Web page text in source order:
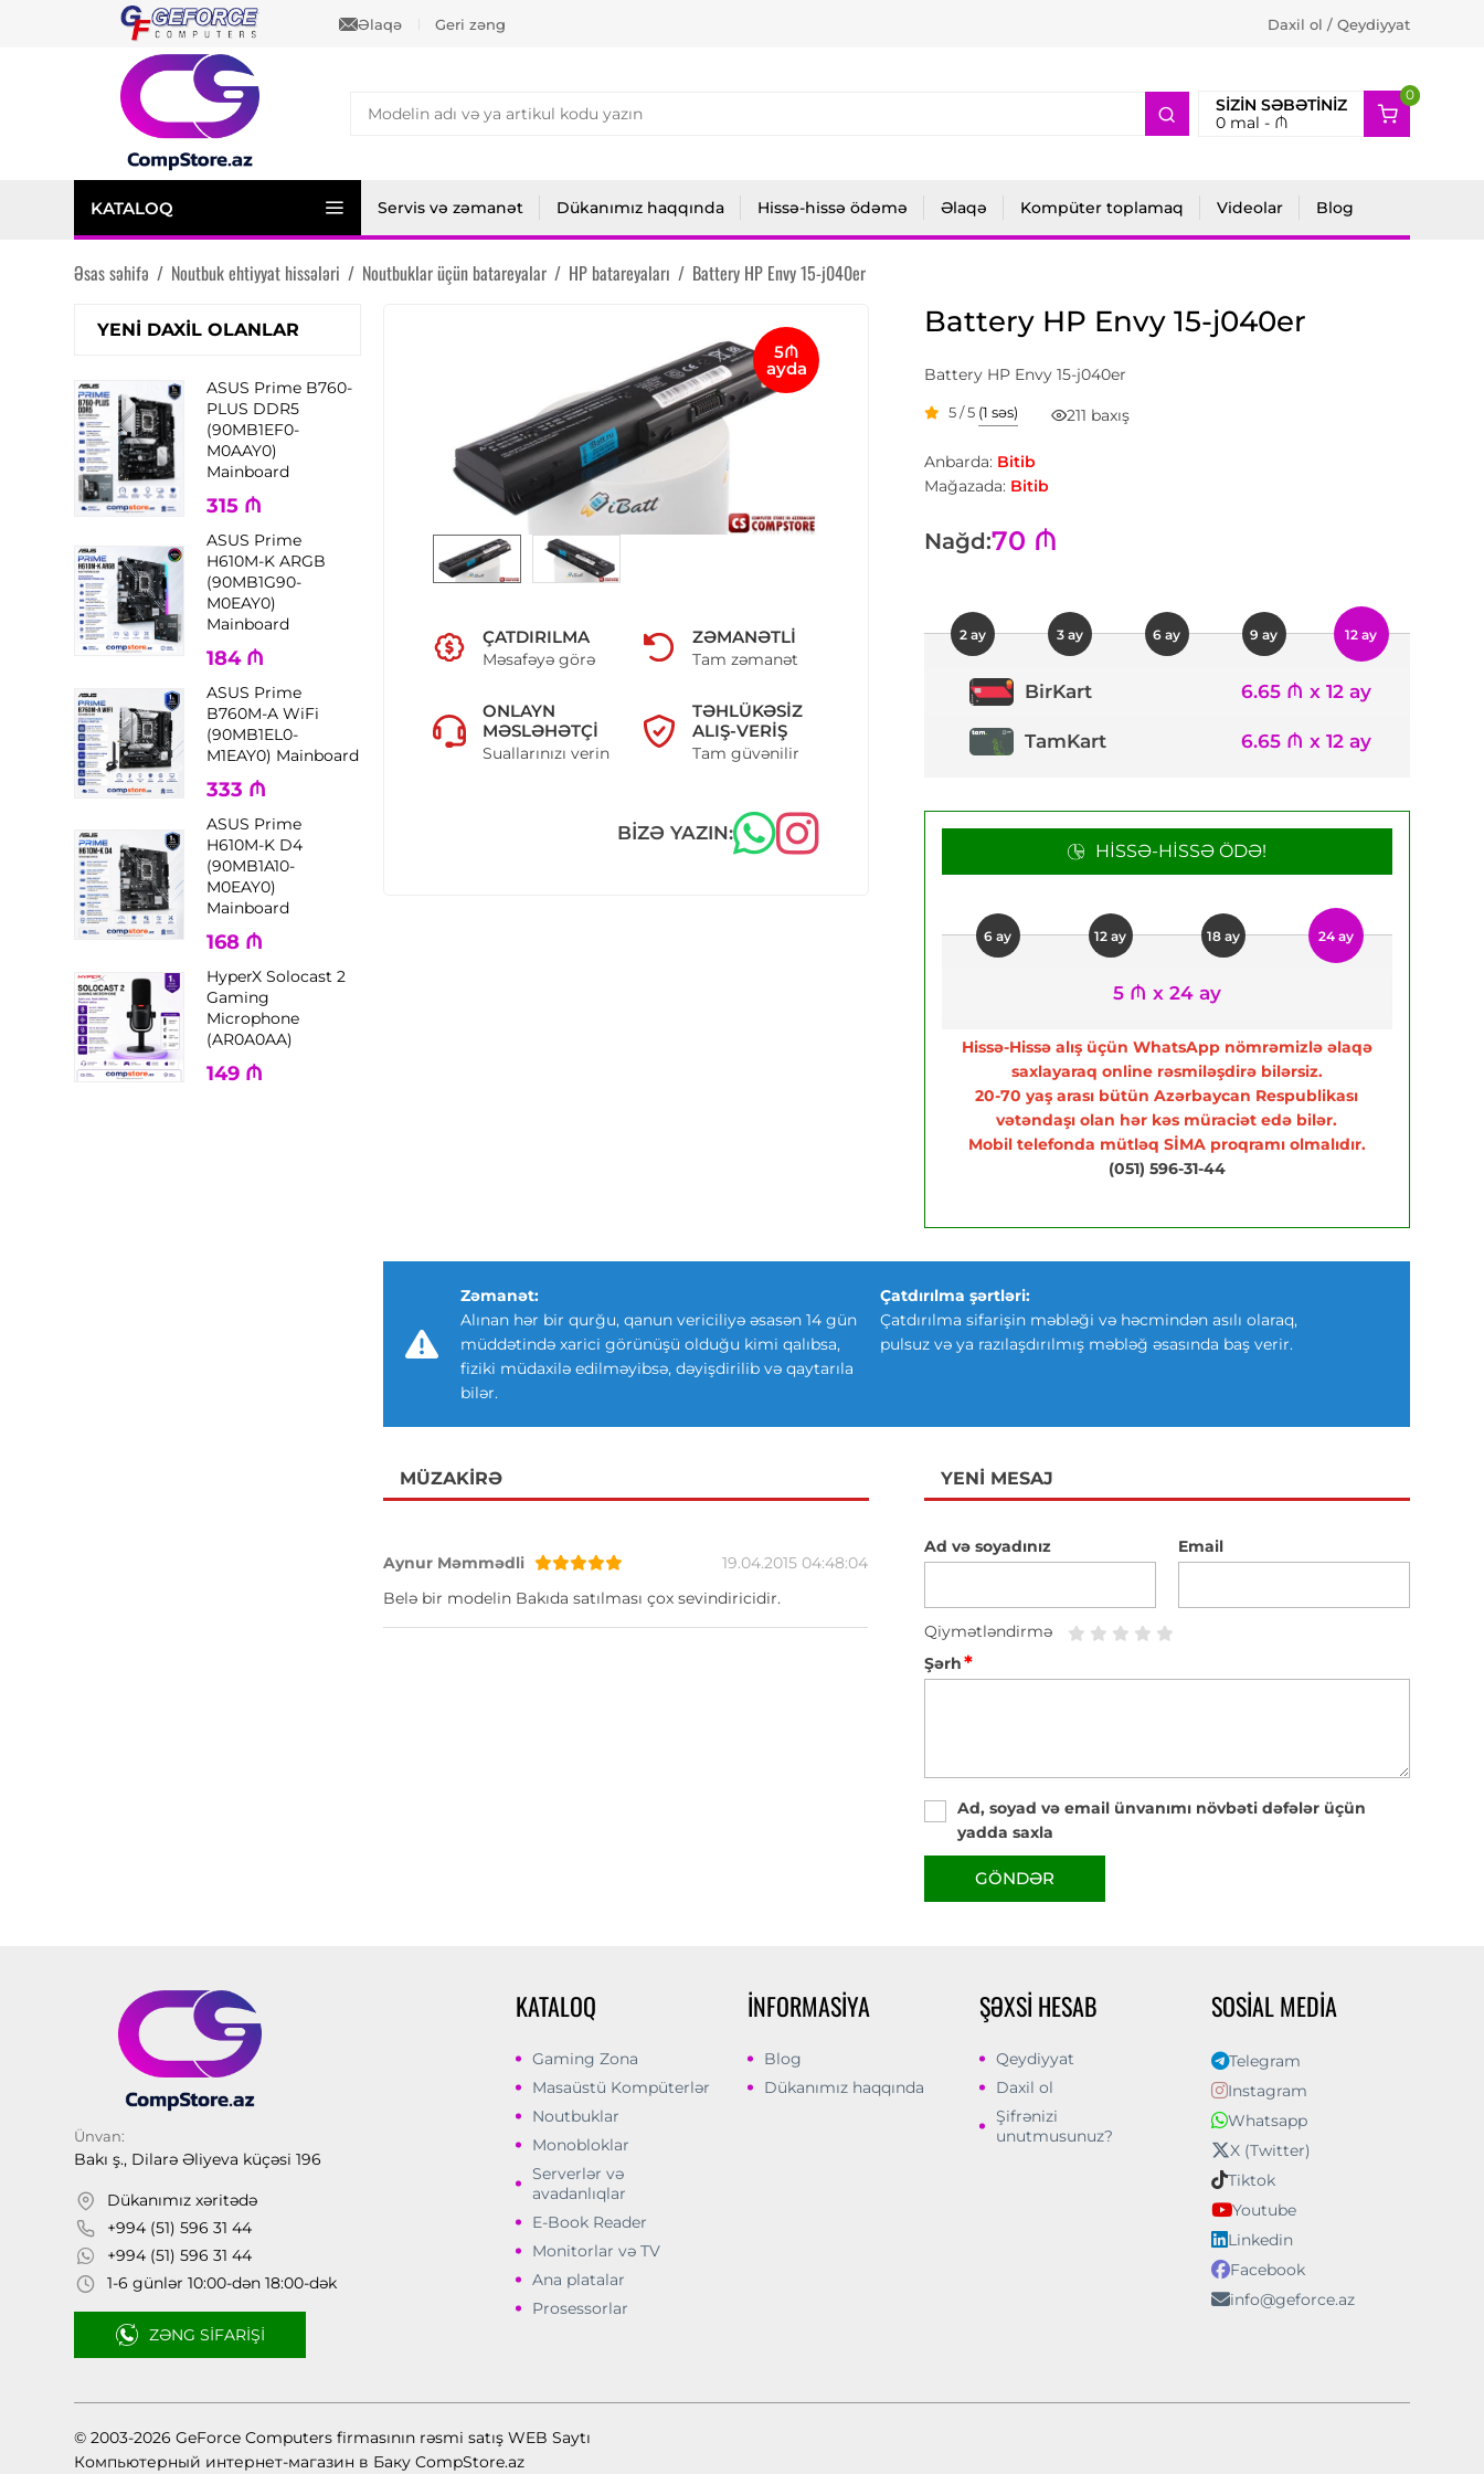
Əlaqə Geri zəng Daxil ol / Qeydiyyat
SIZIN SƏBƏTINIZ
0mal - ₼
0
2
KATALOQ Servis və zəmanət Dükanımız haqqında Hissə-hissə ödəmə Əlaqə Kompüter toplamaq Videolar Blog
Əsas səhifə / Noutbuk ehtiyyat hissələri / Noutbuklar üçün batareyalar / HP batareyaları / Battery HP Envy 15-j040er
YENI DAXIL OLANLAR
ASUS Prime B760-
PLUS DDR5
(90MB1EF0-
M0AAY0)
Mainboard
315 ₼
ASUS Prime
H610M-K ARGB
(90MB1G90-
M0EAY0)
Mainboard
184 ₼
ASUS Prime
B760M-A WiFi
(90MB1EL0-
M1EAY0) Mainboard
333 ₼
ASUS Prime
H610M-K D4
(90MB1A10-
M0EAY0)
Mainboard
168 ₼
HyperX Solocast 2
Gaming
Microphone
(AR0A0AA)
149 ₼
5₼
ayda
ÇATDIRILMA
Məsafəyə görə
ZƏMANƏTLI
Tam zəmanət
ONLAYN
MƏSLƏHƏTÇI
Suallarınızı verin
TƏHLÜKƏSIZ
ALIŞ-VERIŞ
Tam güvənilir
BIZƏ YAZIN:
Battery HP Envy 15-j040er
Battery HP Envy 15-j040er
5 / 5 (1 səs) 211 baxış
Anbarda: Bitib
Mağazada: Bitib
Nağd:70 ₼
2 ay 3 ay 6 ay 9 ay 12 ay
BirKart 6.65 ₼ x 12 ay
TamKart 6.65 ₼ x 12 ay
HISSƏ-HISSƏ ÖDƏ!
6 ay 12 ay 18 ay 24 ay
5 ₼ x 24 ay
Hissə-Hissə alış üçün WhatsApp nömrəmizlə əlaqə
saxlayaraq online rəsmiləşdirə bilərsiz.
20-70 yaş arası bütün Azərbaycan Respublikası
vətəndaşı olan hər kəs müraciət edə bilər.
Mobil telefonda mütləq SİMA proqramı olmalıdır.
(051) 596-31-44
Zəmanət:
Alınan hər bir qurğu, qanun vericiliyə əsasən 14 gün
müddətində xarici görünüşü olduğu kimi qalıbsa,
fiziki müdaxilə edilməyibsə, dəyişdirilib və qaytarıla
bilər.
Çatdırılma şərtləri:
Çatdırılma sifarişin məbləği və həcmindən asılı olaraq,
pulsuz və ya razılaşdırılmış məbləğ əsasında baş verir.
MÜZAKIRƏ
Aynur Məmmədli
19.04.2015 04:48:04
Belə bir modelin Bakıda satılması çox sevindiricidir.
YENI MESAJ
Ad və soyadınız Email
Qiymətləndirmə
Şərh*
Ad, soyad və email ünvanımı növbəti dəfələr üçün
yadda saxla
GÖNDƏR
Ünvan:
Bakı ş., Dilarə Əliyeva küçəsi 196
Dükanımız xəritədə
+994 (51) 596 31 44
+994 (51) 596 31 44
1-6 günlər 10:00-dən 18:00-dək
ZƏNG SIFARIŞI
KATALOQ
Gaming Zona
Masaüstü Kompüterlər
Noutbuklar
Monobloklar
Serverlər və
avadanlıqlar
E-Book Reader
Monitorlar və TV
Ana platalar
Prosessorlar
İNFORMASIYA
Blog
Dükanımız haqqında
ŞƏXSI HESAB
Qeydiyyat
Daxil ol
Şifrənizi
unutmusunuz?
SOSIAL MEDIA
Telegram
Instagram
Whatsapp
X (Twitter)
Tiktok
Youtube
Linkedin
Facebook
info@geforce.az
© 2003-2026 GeForce Computers firmasının rəsmi satış WEB Saytı
Компьютерный интернет-магазин в Баку CompStore.az